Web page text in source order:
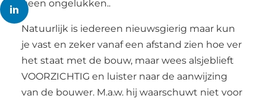
geen ongelukken..
Natuurlijk is iedereen nieuwsgierig maar kun
je vast en zeker vanaf een afstand zien hoe ver
het staat met de bouw, maar wees alsjeblieft
VOORZICHTIG en luister naar de aanwijzing
van de bouwer. M.a.w. hij waarschuwt niet voor